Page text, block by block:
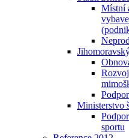
Místní
Ministerstvo
sportu